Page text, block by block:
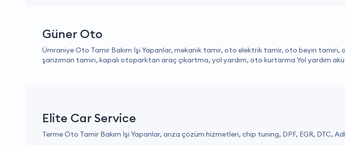
Güner Oto
Ümraniye Oto Tamir Bakım İşi Yapanlar, mekanik tamir, oto elektrik tamir, oto beyin
şanzıman tamiri, kapalı otoparktan araç çıkartma, yol yardım, oto kurtarma Yol yardım
Elite Car Service
Terme Oto Tamir Bakım İşi Yapanlar, arıza çözüm hizmetleri, chip tuning, DPF, EGR, DTC,